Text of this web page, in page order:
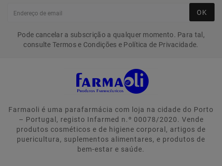
OK
Pode cancelar a subscrição a qualquer momento. Para tal,
consulte Termos e Condições e Política de Privacidade.
Farmaoli é uma parafarmácia com loja na cidade do Porto
– Portugal, registo Infarmed n.º 00078/2020. Vende
produtos cosméticos e de higiene corporal, artigos de
puericultura, suplementos alimentares, e produtos de
bem-estar e saúde.